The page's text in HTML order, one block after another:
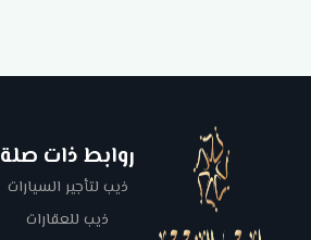
روابط ذات صلة
ذيب لتأجير السيارات
ذيب للعقارات